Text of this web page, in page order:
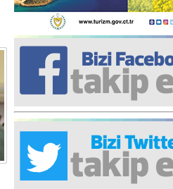
Cenk DİLER
“Kermiya’ya kaç, Yenişehir’e tut”
mantığı olmasın!
Mustafa Keleşzade
Herkes bu kadar yalnızken neden
herkes bu kadar yalnız?!
Tahsin Oygar
Nasıl iyi olunur?
Melin ULUÇ
‘’Haklı olmak’’ istersen…